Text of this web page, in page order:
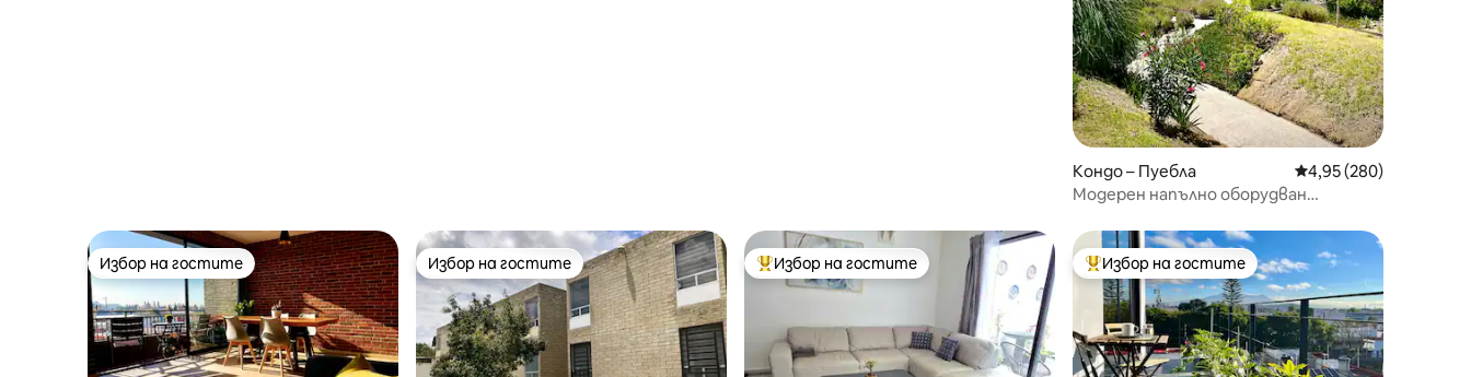
Кондо – Пуебла Средна оценка: 4,95
4,95 (280)
Модерен напълно оборудван
Избор на гостите
Избор на гостите Избор на гостите
Избор на гостите Най-популярен избор на гостите
Избор на гостите Най-популярен избор на гостите
Избор на гостите